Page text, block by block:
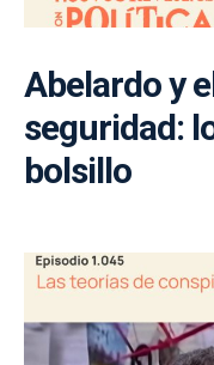
Abelardo y
seguridad:
bolsillo